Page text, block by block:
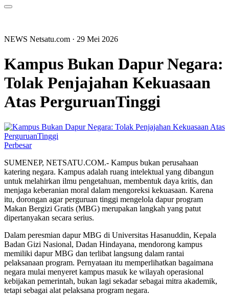
NEWS Netsatu.com · 29 Mei 2026
Kampus Bukan Dapur Negara:
Tolak Penjajahan Kekuasaan
Atas PerguruanTinggi
Perbesar
SUMENEP, NETSATU.COM.- Kampus bukan perusahaan
katering negara. Kampus adalah ruang intelektual yang dibangun
untuk melahirkan ilmu pengetahuan, membentuk daya kritis, dan
menjaga keberanian moral dalam mengoreksi kekuasaan. Karena
itu, dorongan agar perguruan tinggi mengelola dapur program
Makan Bergizi Gratis (MBG) merupakan langkah yang patut
dipertanyakan secara serius.
Dalam peresmian dapur MBG di Universitas Hasanuddin, Kepala
Badan Gizi Nasional, Dadan Hindayana, mendorong kampus
memiliki dapur MBG dan terlibat langsung dalam rantai
pelaksanaan program. Pernyataan itu memperlihatkan bagaimana
negara mulai menyeret kampus masuk ke wilayah operasional
kebijakan pemerintah, bukan lagi sekadar sebagai mitra akademik,
tetapi sebagai alat pelaksana program negara.